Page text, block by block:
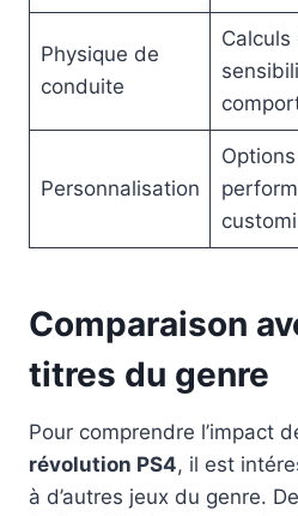
Physique de
conduite
Calculs
Personnalisation
Comparaison
titres du genre
Pour comprendre l’impact
révolution PS4, il est
à d’autres jeux du genre.